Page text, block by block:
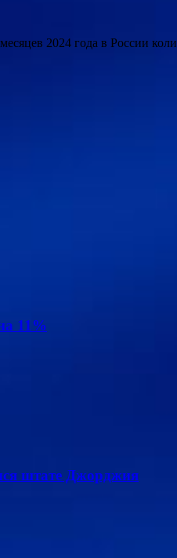
2024 года в России
11%
штате Джорджия